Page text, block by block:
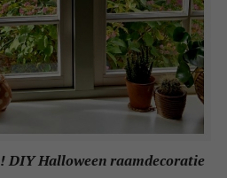
DIY Halloween raamdecoratie